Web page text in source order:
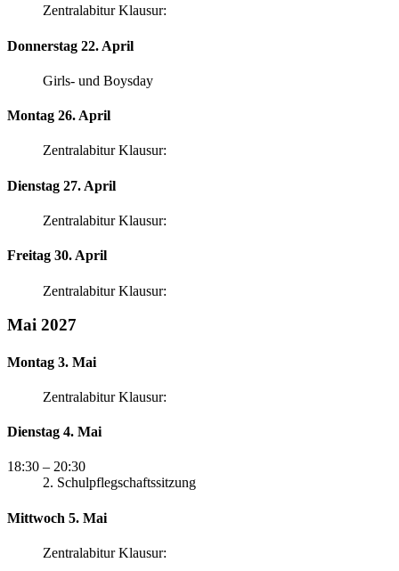
Zentralabitur Klausur:
Donnerstag 22. April
Girls- und Boysday
Montag 26. April
Zentralabitur Klausur:
Dienstag 27. April
Zentralabitur Klausur:
Freitag 30. April
Zentralabitur Klausur:
Mai 2027
Montag 3. Mai
Zentralabitur Klausur:
Dienstag 4. Mai
18:30 – 20:30
2. Schulpflegschaftssitzung
Mittwoch 5. Mai
Zentralabitur Klausur: